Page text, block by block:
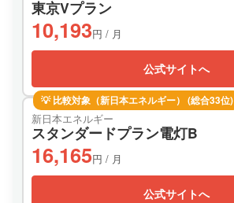
東京Vプラン
10,193円 / 月
公式サイトへ
💡 比較対象（新日本エネルギー） (総合33位)
新日本エネルギー
スタンダードプラン電灯B
16,165円 / 月
公式サイトへ